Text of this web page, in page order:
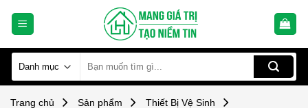
kiếm:
Trang chủ Sản phẩm
Thiết Bị Vệ Sinh